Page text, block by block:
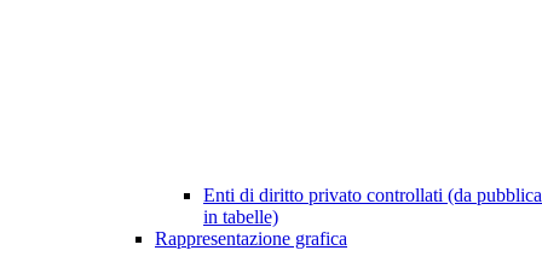
Enti di diritto privato controllati (da
in tabelle)
Rappresentazione grafica